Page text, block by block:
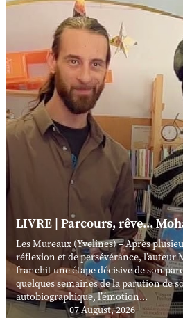
LIVRE | Parcours, rêve...
Les Mureaux (Yvelines) – Après
réflexion et de persévérance, l’auteur
franchit une étape décisive de son
quelques semaines de la parution de
autobiographique, l’émotion...
07 August, 2026